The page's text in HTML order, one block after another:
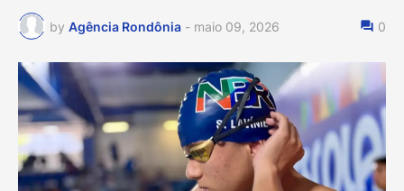
by Agência Rondônia - maio 09, 2026 0